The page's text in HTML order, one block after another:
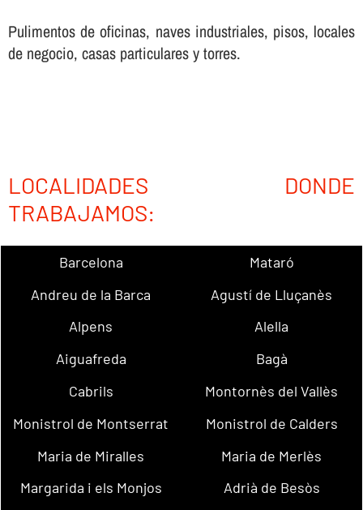
Pulimentos de oficinas, naves industriales, pisos, locales
de negocio, casas particulares y torres.
LOCALIDADES DONDE
TRABAJAMOS:
Barcelona
Mataró
Andreu de la Barca
Agustí de Lluçanès
Alpens
Alella
Aiguafreda
Bagà
Cabrils
Montornès del Vallès
Monistrol de Montserrat
Monistrol de Calders
Maria de Miralles
Maria de Merlès
Margarida i els Monjos
Adrià de Besòs